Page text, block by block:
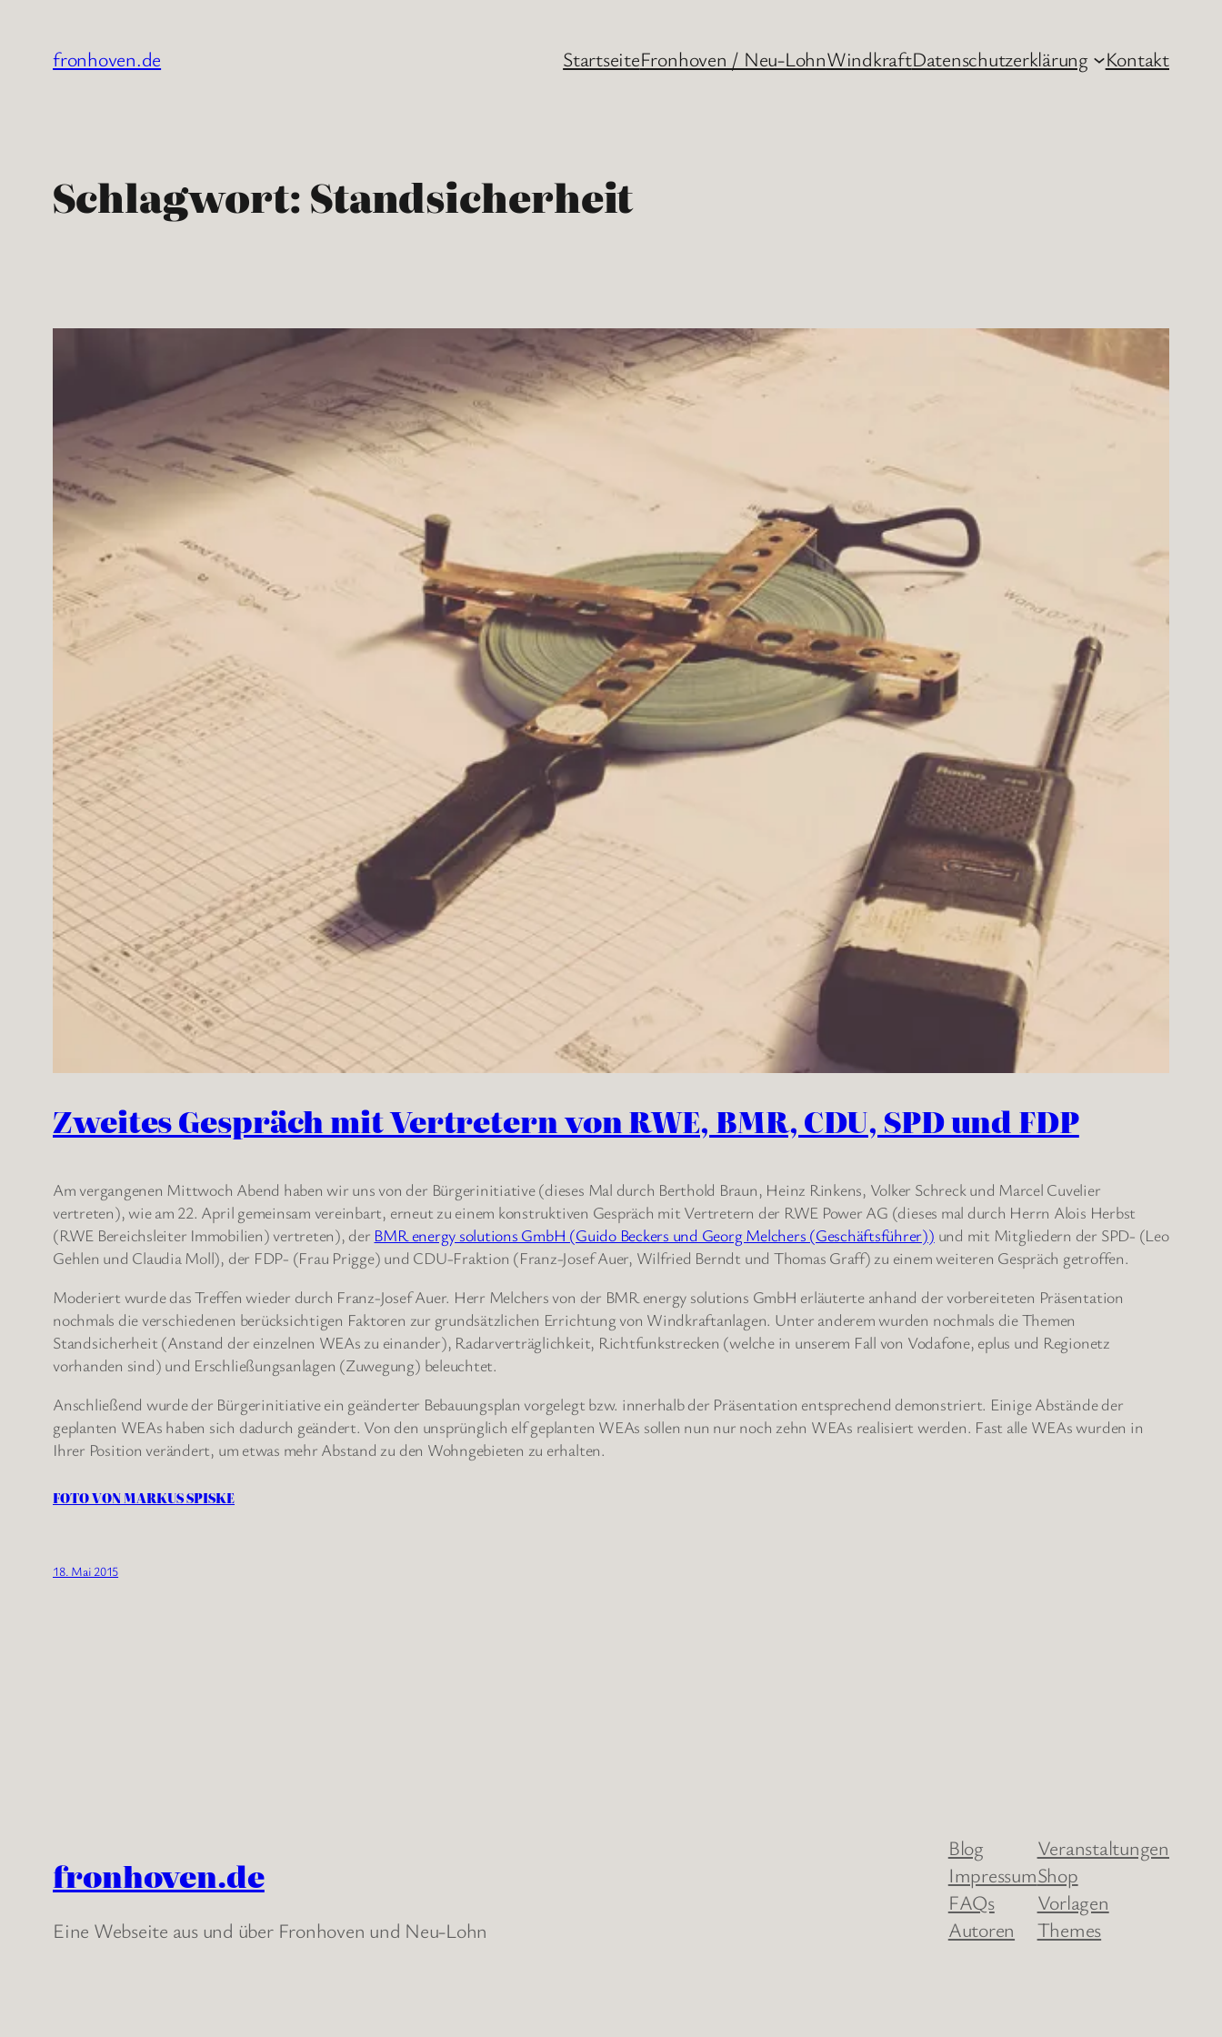
springen
fronhoven.de StartseiteFronhoven / Neu-LohnWindkraftDatenschutzerklärung Kontakt
Schlagwort:Standsicherheit
Zweites Gespräch mit Vertretern von RWE, BMR, CDU, SPD und FDP
Am vergangenen Mittwoch Abend haben wir uns von der Bürgerinitiative (dieses Mal durch Berthold Braun, Heinz Rinkens, Volker Schreck und Marcel Cuvelier
vertreten), wie am 22. April gemeinsam vereinbart, erneut zu einem konstruktiven Gespräch mit Vertretern der RWE Power AG (dieses mal durch Herrn Alois Herbst
(RWE Bereichsleiter Immobilien) vertreten), der BMR energy solutions GmbH (Guido Beckers und Georg Melchers (Geschäftsführer)) und mit Mitgliedern der SPD- (Leo
Gehlen und Claudia Moll), der FDP- (Frau Prigge) und CDU-Fraktion (Franz-Josef Auer, Wilfried Berndt und Thomas Graff) zu einem weiteren Gespräch getroffen.
Moderiert wurde das Treffen wieder durch Franz-Josef Auer. Herr Melchers von der BMR energy solutions GmbH erläuterte anhand der vorbereiteten Präsentation
nochmals die verschiedenen berücksichtigen Faktoren zur grundsätzlichen Errichtung von Windkraftanlagen. Unter anderem wurden nochmals die Themen
Standsicherheit (Anstand der einzelnen WEAs zu einander), Radarverträglichkeit, Richtfunkstrecken (welche in unserem Fall von Vodafone, eplus und Regionetz
vorhanden sind) und Erschließungsanlagen (Zuwegung) beleuchtet.
Anschließend wurde der Bürgerinitiative ein geänderter Bebauungsplan vorgelegt bzw. innerhalb der Präsentation entsprechend demonstriert. Einige Abstände der
geplanten WEAs haben sich dadurch geändert. Von den unsprünglich elf geplanten WEAs sollen nun nur noch zehn WEAs realisiert werden. Fast alle WEAs wurden in
Ihrer Position verändert, um etwas mehr Abstand zu den Wohngebieten zu erhalten.
FOTO VON MARKUS SPISKE
18. Mai 2015
fronhoven.de
Eine Webseite aus und über Fronhoven und Neu-Lohn
Blog
Impressum
FAQs
Autoren
Veranstaltungen
Shop
Vorlagen
Themes